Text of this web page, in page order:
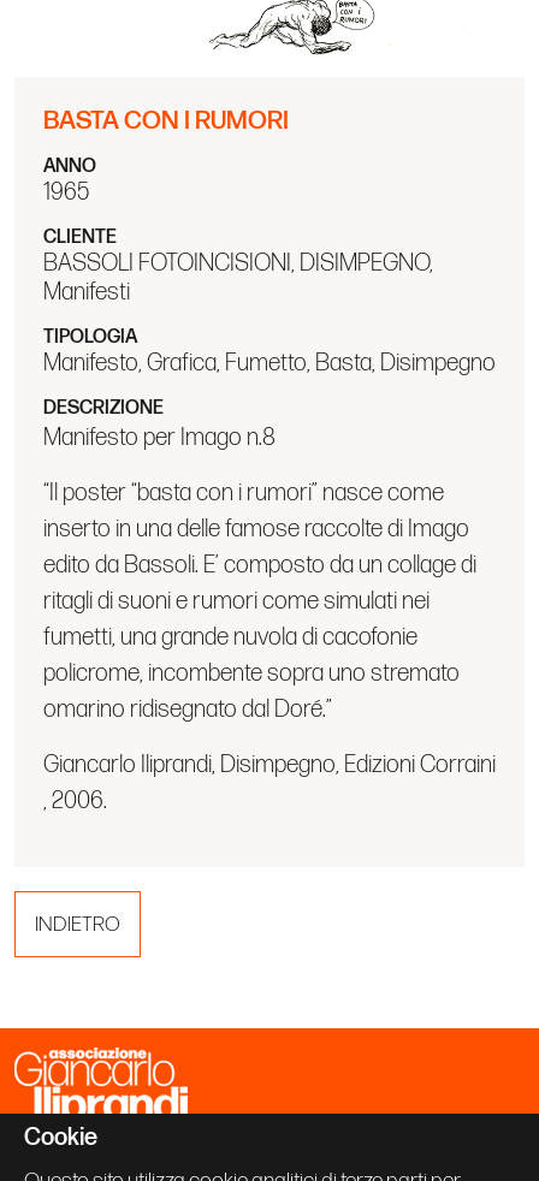
Cookie
BASTA CON I RUMORI
ANNO
1965
CLIENTE
BASSOLI FOTOINCISIONI, DISIMPEGNO,
Manifesti
TIPOLOGIA
Manifesto, Grafica, Fumetto, Basta, Disimpegno
DESCRIZIONE
Manifesto per Imago n.8
“Il poster “basta con i rumori” nasce come
inserto in una delle famose raccolte di Imago
edito da Bassoli. E’ composto da un collage di
ritagli di suoni e rumori come simulati nei
fumetti, una grande nuvola di cacofonie
policrome, incombente sopra uno stremato
omarino ridisegnato dal Doré.”
Giancarlo Iliprandi, Disimpegno, Edizioni Corraini
, 2006.
INDIETRO
Associazione Giancarlo Iliprandi